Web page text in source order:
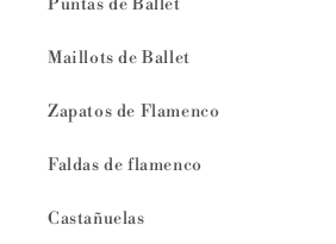
Puntas de Ballet
Maillots de Ballet
Zapatos de Flamenco
Faldas de flamenco
Castañuelas